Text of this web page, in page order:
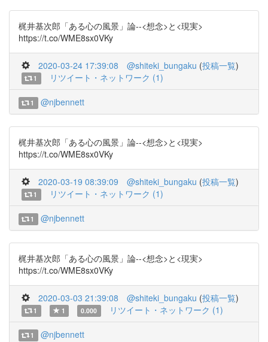
梶井基次郎「ある心の風景」論--<想念>と<現実>
https://t.co/WME8sx0VKy
2020-03-24 17:39:08 @shiteki_bungaku (投稿一覧)
1 リツイート・ネットワーク (1)
1 @njbennett
梶井基次郎「ある心の風景」論--<想念>と<現実>
https://t.co/WME8sx0VKy
2020-03-19 08:39:09 @shiteki_bungaku (投稿一覧)
1 リツイート・ネットワーク (1)
1 @njbennett
梶井基次郎「ある心の風景」論--<想念>と<現実>
https://t.co/WME8sx0VKy
2020-03-03 21:39:08 @shiteki_bungaku (投稿一覧)
1 1 0.000 リツイート・ネットワーク (1)
1 @njbennett